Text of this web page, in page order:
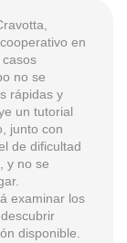
en
no se
rápidas y
un tutorial
junto con
de dificultad
y no se
examinar los
disponible.